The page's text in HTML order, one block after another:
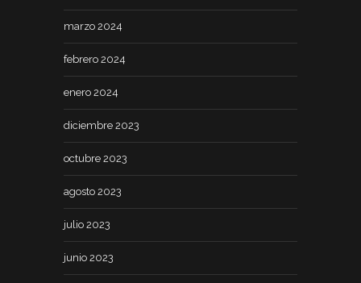
marzo 2024
febrero 2024
enero 2024
diciembre 2023
octubre 2023
agosto 2023
julio 2023
junio 2023